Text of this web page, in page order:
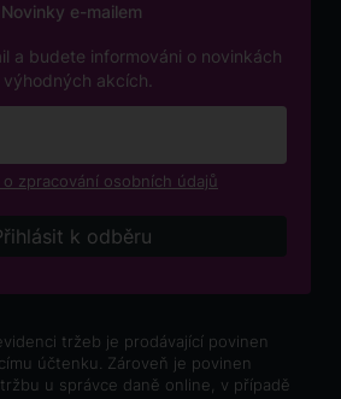
Novinky e-mailem
a budete informováni o novinkách
výhodných akcích.
zpracování osobních údajů
tržeb je prodávající povinen
účtenku. Zároveň je povinen
u správce daně online, v případě